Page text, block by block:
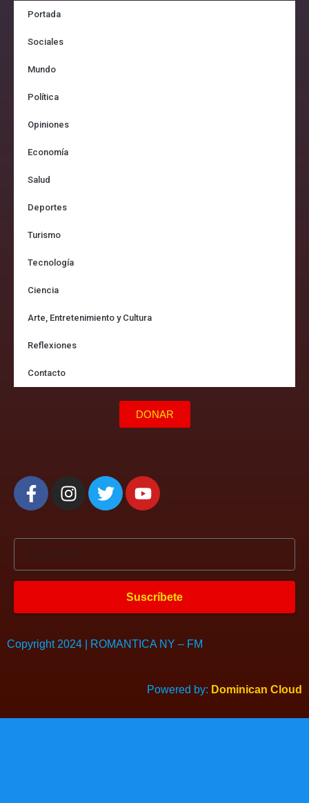
Portada
Sociales
Mundo
Política
Opiniones
Economía
Salud
Deportes
Turismo
Tecnología
Ciencia
Arte, Entretenimiento y Cultura
Reflexiones
Contacto
DONAR
Suscríbete
Copyright 2024 | ROMANTICA NY – FM
Powered by: Dominican Cloud